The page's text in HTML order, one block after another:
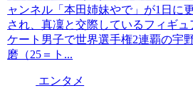
ャンネル「本田姉妹やで」が1日に
され、真凜と交際しているフィギュ
ケート男子で世界選手権2連覇の宇
磨（25＝ト...
エンタメ